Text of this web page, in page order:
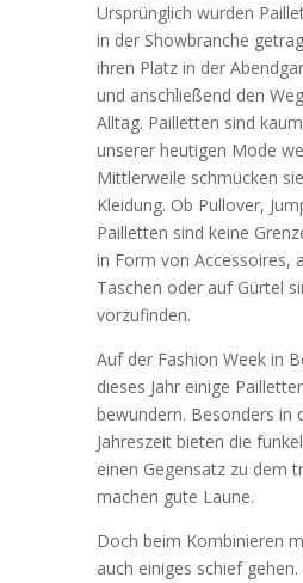
Ursprünglich wurden
in der Showbranche
ihren Platz in der
und anschließend den
Alltag. Pailletten sind
unserer heutigen Mode
Mittlerweile schmücken
Kleidung. Ob Pullover,
Pailletten sind keine
in Form von Accessoires,
Taschen oder auf Gürtel
vorzufinden.
Auf der Fashion Week in
dieses Jahr einige
bewundern. Besonders in
Jahreszeit bieten die
einen Gegensatz zu dem
machen gute Laune.
Doch beim Kombinieren
auch einiges schief